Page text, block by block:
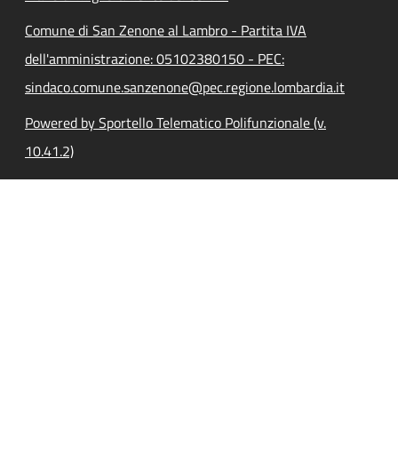
Comune di San Zenone al Lambro - Partita IVA
dell'amministrazione: 05102380150 - PEC:
sindaco.comune.sanzenone@pec.regione.lombardia.it
Powered by Sportello Telematico Polifunzionale (v.
10.41.2)